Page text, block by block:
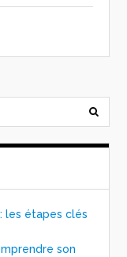
les étapes clés
son